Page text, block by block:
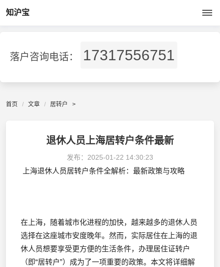
知沪宝
落户咨询电话： 17317556751
首页 文章 居转户 >
退休人员上海居转户条件最新
发布： 2025-01-22 14:30:23
上海退休人员居转户条件全解析：最新政策与攻略
在上海，随着城市化进程的加快，越来越多的退休人员
选择在这座城市安度晚年。然而，实际居住在上海的退
休人员想要享受更方便的生活条件，办理居住证转户
（即“居转户”）成为了一项重要的政策。本文将详细解